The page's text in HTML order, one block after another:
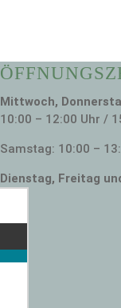
Mittwoch,
10:00 – 12:00 Uhr /
Samstag: 10:00 –
Dienstag, Freitag